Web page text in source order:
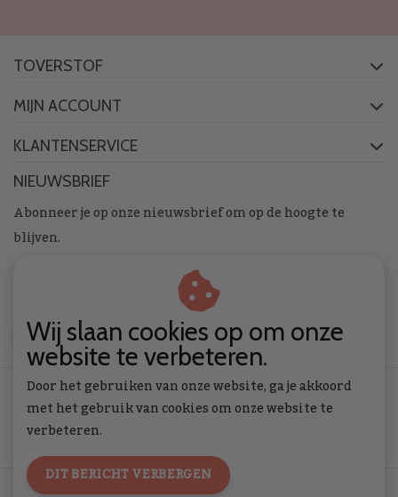
TOVERSTOF
MIJN ACCOUNT
KLANTENSERVICE
NIEUWSBRIEF
Abonneer je op onze nieuwsbrief om op de hoogte te
blijven.
ABONNEER
Wij slaan cookies op om onze
website te verbeteren.
Door het gebruiken van onze website, ga je akkoord
met het gebruik van cookies om onze website te
verbeteren.
DIT BERICHT VERBERGEN